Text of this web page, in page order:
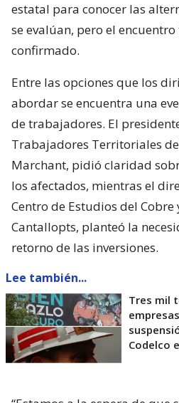
estatal para conocer las
se evalúan, pero el
confirmado.
Entre las opciones que los
abordar se encuentra una
de trabajadores. El
Trabajadores Territoriales
Marchant, pidió claridad
los afectados, mientras el
Centro de Estudios del Cobre
Cantallopts, planteó la
retorno de las inversiones.
Lee también...
Tres mil
Codelco